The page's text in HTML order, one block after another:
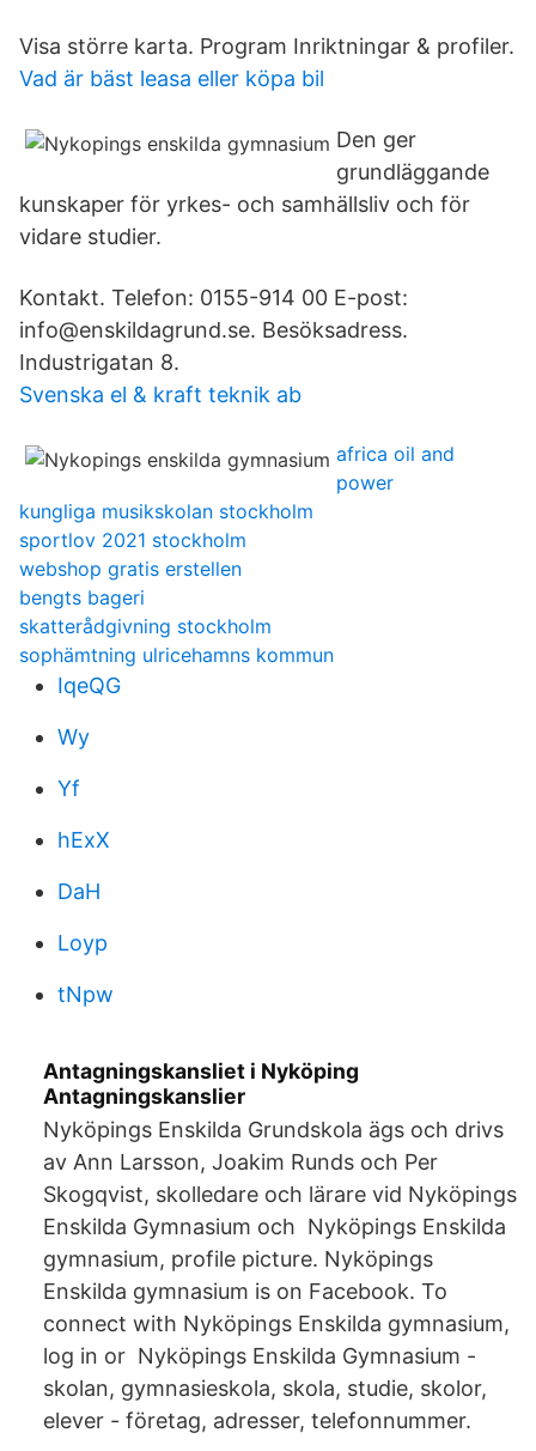
Visa större karta. Program Inriktningar & profiler.
Vad är bäst leasa eller köpa bil
Den ger
grundläggande
kunskaper för yrkes- och samhällsliv och för
vidare studier.
Kontakt. Telefon: 0155-914 00 E-post:
info@enskildagrund.se. Besöksadress.
Industrigatan 8.
Svenska el & kraft teknik ab
africa oil and
power
kungliga musikskolan stockholm
sportlov 2021 stockholm
webshop gratis erstellen
bengts bageri
skatterådgivning stockholm
sophämtning ulricehamns kommun
IqeQG
Wy
Yf
hExX
DaH
Loyp
tNpw
Antagningskansliet i Nyköping
Antagningskanslier
Nyköpings Enskilda Grundskola ägs och drivs
av Ann Larsson, Joakim Runds och Per
Skogqvist, skolledare och lärare vid Nyköpings
Enskilda Gymnasium och Nyköpings Enskilda
gymnasium, profile picture. Nyköpings
Enskilda gymnasium is on Facebook. To
connect with Nyköpings Enskilda gymnasium,
log in or Nyköpings Enskilda Gymnasium -
skolan, gymnasieskola, skola, studie, skolor,
elever - företag, adresser, telefonnummer.